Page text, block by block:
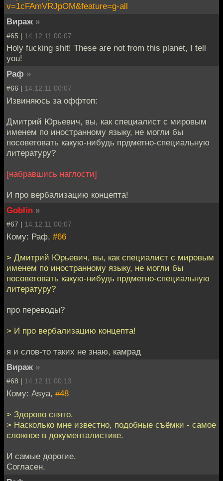
v=1cFAmVRJpOM&feature=g-all
Вираж »
#65 | 14.12.11 00:07
Holy fucking shit! These are not from this planet, I tell
you!
Раф »
#66 | 14.12.11 00:07
Извиняюсь за оффтоп:
Дмитрий Юрьевич, вы, как специалист с мировым
именем по иностранному языку, не могли бы
посоветовать какую-нибудь прдметно-специальную
литературу?
[набравшись наглости]
И про вербализацию концепта!
Goblin »
#67 | 14.12.11 00:07
Кому: Раф, #66
> Дмитрий Юрьевич, вы, как специалист с мировым
именем по иностранному языку, не могли бы
посоветовать какую-нибудь прдметно-специальную
литературу?
про переводы?
> И про вербализацию концепта!
я и слов-то таких не знаю, камрад
Вираж »
#68 | 14.12.11 00:13
Кому: Asya, #48
> Здорово снято.
> Насколько мне известно, подобные съёмки - самое
сложное в документалистике.
И самые дорогие.
Согласен.